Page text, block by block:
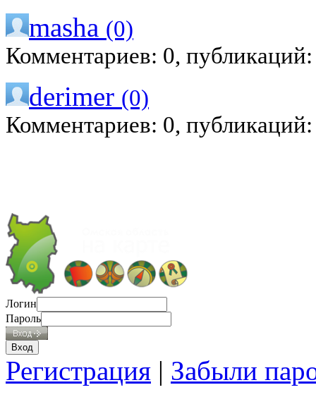
masha (0)
Комментариев: 0,
derimer (0)
Комментариев: 0,
Логин
Пароль
Регистрация | Забыли